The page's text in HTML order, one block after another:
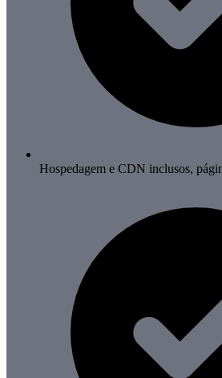
Hospedagem e CDN inclusos,